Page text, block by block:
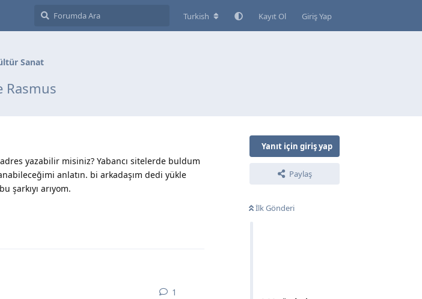
Turkish Kayıt Ol Giriş Yap
Sanat
Rasmus
Yanıt için giriş yap
Paylaş
İlk Gönderi
yazabilir misiniz? Yabancı sitelerde buldum
anlatın. bi arkadaşım dedi yükle
şarkıyı arıyom.
1